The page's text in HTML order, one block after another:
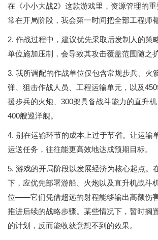
在《小小大战2》这款游戏里，资源管理的
常在开局阶段，我会第一时间把全部工程师
2. 作战过程中，建议优先采取后发制人的策
单位施加压制，会导致其攻击覆盖范围随之扩
3. 我所调配的作战单位仅包含常规步兵、火
弹、狙击作战人员、工程运输单元，以及
援步兵的火炮、300架具备战斗能力的直升
400艘巡洋舰。
4. 别在运输环节的成本上过于节省。让运输
运送任务，往往能更高效地达成预期目标。
5. 游戏的开局阶段以发展经济为核心起点。
下，应优先部署游船、火炮以及直升机战斗
位——它们凭借超远的射程能够输出高额伤
推进后续的战略步骤。某些情况下，暂时搁
的计划，反而能收获意想不到的效果。